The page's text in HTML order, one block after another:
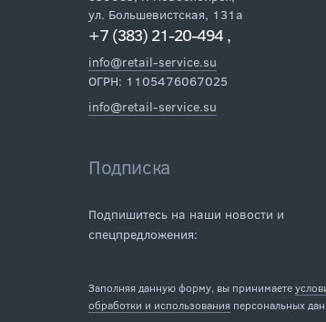
ул. Большевистская, 131а
+7 (383) 21-20-494 ,
info@retail-service.su
ОГРН: 1105476067025
info@retail-service.su
Подписка
Подпишитесь на наши новости и
спецпредложения:
Заполняя данную форму, вы принимаете
обработки и использования персональных